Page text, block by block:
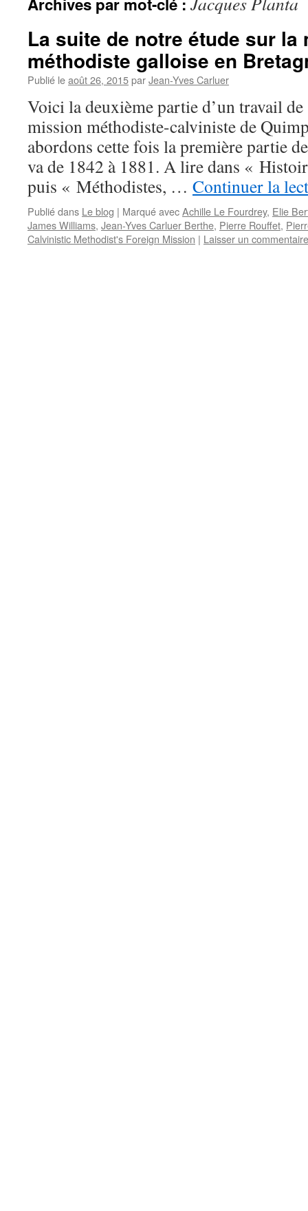
La suite de notre étude sur la
méthodiste galloise en
Publié leaoût 26, 2015parJean-Yves Carluer
Voici la deuxième partie d’un travail de
mission méthodiste-calviniste de
abordons cette fois la première partie
va de 1842 à 1881. A lire dans «
puis « Méthodistes, … Continuer la
Publié dans Le blog | Marqué avecAchille Le Fourdrey, Elie
James Williams, Jean-Yves Carluer Berthe, Pierre Rouffet,
Calvinistic Methodist's Foreign Mission | Laisser un commentaire